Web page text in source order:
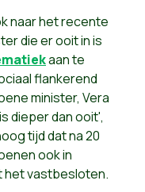
naar het recente
die er ooit in is
aan te
flankerend
minister, Vera
dieper dan ooit',
tijd dat na 20
ook in
het vastbesloten.